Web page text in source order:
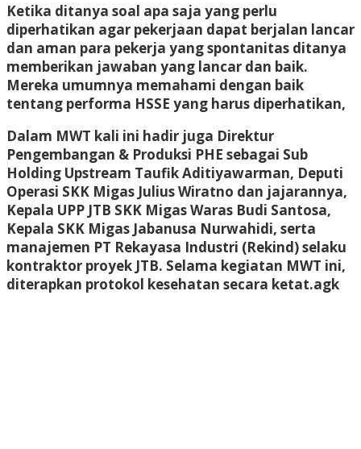
Ketika ditanya soal apa saja yang perlu
diperhatikan agar pekerjaan dapat berjalan lancar
dan aman para pekerja yang spontanitas ditanya
memberikan jawaban yang lancar dan baik.
Mereka umumnya memahami dengan baik
tentang performa HSSE yang harus diperhatikan,
Dalam MWT kali ini hadir juga Direktur
Pengembangan & Produksi PHE sebagai Sub
Holding Upstream Taufik Aditiyawarman, Deputi
Operasi SKK Migas Julius Wiratno dan jajarannya,
Kepala UPP JTB SKK Migas Waras Budi Santosa,
Kepala SKK Migas Jabanusa Nurwahidi, serta
manajemen PT Rekayasa Industri (Rekind) selaku
kontraktor proyek JTB. Selama kegiatan MWT ini,
diterapkan protokol kesehatan secara ketat.agk